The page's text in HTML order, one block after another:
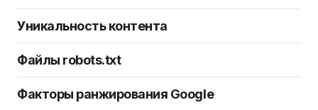
Уникальность контента
Файлы robots.txt
Факторы ранжирования Google